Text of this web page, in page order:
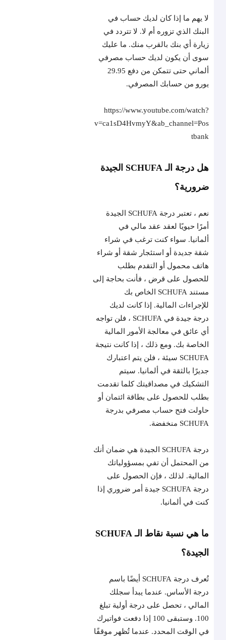
لا يهم ما إذا كان لديك حساب في
البنك الذي تزوره أم لا. لا تتردد في
زيارة أي بنك بالقرب منك. ما عليك
سوى أن يكون لديك حساب مصرفي
ألماني حتى تتمكن من دفع 29.95
يورو من حسابك المصرفي.
https://www.youtube.com/watch?
v=ca1sD4HvmyY&ab_channel=Pos
tbank
هل درجة الـ SCHUFA الجيدة
ضرورية؟
نعم ، تعتبر درجة SCHUFA الجيدة
أمرًا حيويًا لعقد عقد مالي في
ألمانيا. سواء كنت ترغب في شراء
شقة جديدة أو استئجار شقة أو شراء
هاتف محمول أو التقدم بطلب
للحصول على قرض ، فأنت بحاجة إلى
مستند SCHUFA الخاص بك
للإجراءات المالية. إذا كانت لديك
درجة جيدة في SCHUFA ، فلن تواجه
أي عائق في معالجة الأمور المالية
الخاصة بك. ومع ذلك ، إذا كانت نتيجة
SCHUFA سيئة ، فلن يتم اعتبارك
جديرًا بالثقة في ألمانيا. سيتم
التشكيك في مصداقيتك كلما تقدمت
بطلب للحصول على بطاقة ائتمان أو
حاولت فتح حساب مصرفي بدرجة
SCHUFA منخفضة.
درجة SCHUFA الجيدة هي ضمان أنك
من المحتمل أن تفي بمسؤولياتك
المالية. لذلك ، فإن الحصول على
درجة SCHUFA جيدة أمر ضروري إذا
كنت في ألمانيا.
ما هي نسبة نقاط الـ SCHUFA
الجيدة؟
تُعرف درجة SCHUFA أيضًا باسم
درجة الأساس. عندما يبدأ سجلك
المالي ، تحصل على درجة أولية تبلغ
100. وستبقى 100 إذا دفعت فواتيرك
في الوقت المحدد. عندما تُظهر موقفًا